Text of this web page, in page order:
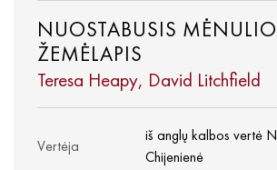
NUOSTABUSIS MĖNULIO
ŽEMĖLAPIS
Teresa Heapy, David Litchfield
Vertėja
iš anglų kalbos vertė
Chijenienė